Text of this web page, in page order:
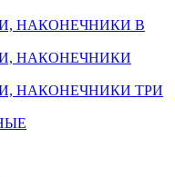
НАКОНЕЧНИКИ В
НАКОНЕЧНИКИ
НАКОНЕЧНИКИ ТРИ